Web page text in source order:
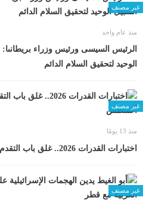
غير مصنف
منذ عام واحد
الرئيس السيسى ورئيس وزراء بريطانىا:
الوحيد لتحقيق السلام الدائم
غير مصنف
منذ 13 يومًا
اختبارات القدرات 2026.. غلق باب التقدم عبر موقع التنسيق 6 أغسطس
غير مصنف